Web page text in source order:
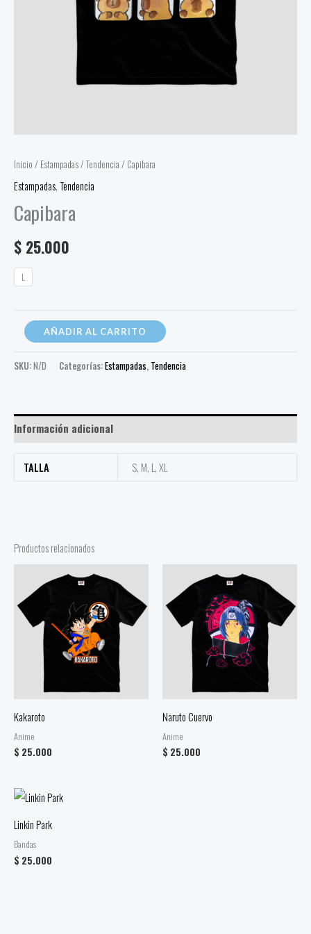
Inicio / Estampadas/ Tendencia / Capibara
Estampadas,Tendencia
Capibara
$ 25.000
L
AÑADIR AL CARRITO
SKU:N/D Categorías:Estampadas, Tendencia
Información adicional
TALLA S, M, L, XL
Productos relacionados
Kakaroto
Anime
$ 25.000
Naruto Cuervo
Anime
$ 25.000
Linkin Park
Bandas
$ 25.000